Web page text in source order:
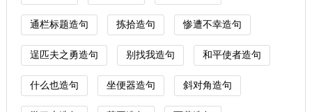
通栏标题造句 拣拾造句 惨遭不幸造句
逞匹夫之勇造句 别找我造句 和平使者造句
什么也造句 坐便器造句 斜对角造句